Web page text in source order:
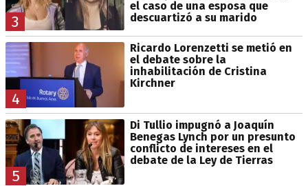
3
el caso de una esposa que
descuartizó a su marido
4
Ricardo Lorenzetti se metió en
el debate sobre la
inhabilitación de Cristina
Kirchner
5
Di Tullio impugnó a Joaquín
Benegas Lynch por un presunto
conflicto de intereses en el
debate de la Ley de Tierras